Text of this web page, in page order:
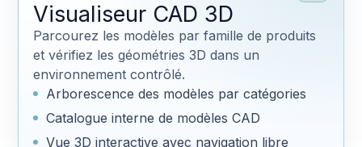
Visualiseur CAD 3D
Parcourez les modèles par famille de produits
et vérifiez les géométries 3D dans un
environnement contrôlé.
Arborescence des modèles par catégories
Catalogue interne de modèles CAD
Vue 3D interactive avec navigation libre